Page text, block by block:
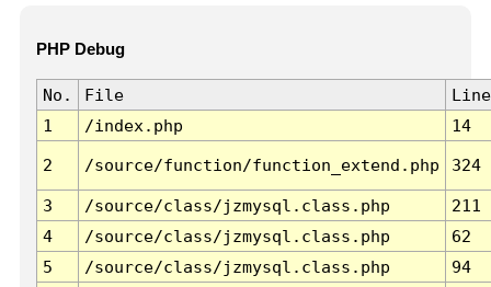
PHP Debug
No. File
Line
1
/index.php 14
2 /source/function/function_extend.php 324
3 /source/class/jzmysql.class.php
211
4
/source/class/jzmysql.class.php
62
5
/source/class/jzmysql.class.php
94